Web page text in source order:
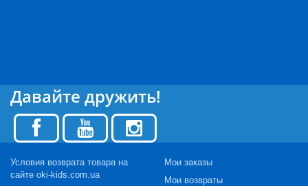
Давайте дружить!
Условия возврата товара на
сайте oki-kids.com.ua
Мои заказы
Мои возвраты